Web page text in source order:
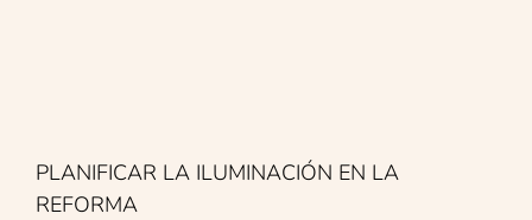
PLANIFICAR LA ILUMINACIÓN EN LA
REFORMA